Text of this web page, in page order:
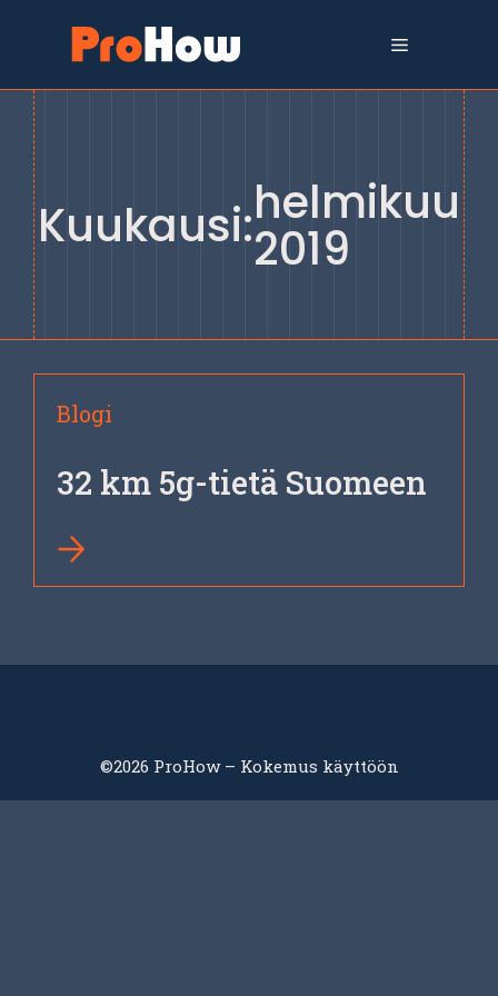
sisältöön
Valikko
Kuukausi:helmikuu
2019
Blogi
32 km 5g-tietä Suomeen
©2026 ProHow – Kokemus käyttöön